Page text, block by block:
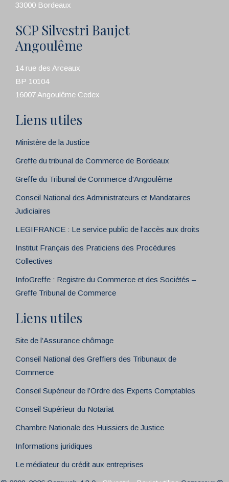
33000 Bordeaux
SCP Silvestri Baujet
Angoulême
14 rue des Arceaux
BP 10104
16007 Angoulême Cedex
Liens utiles
Ministère de la Justice
Greffe du tribunal de Commerce de Bordeaux
Greffe du Tribunal de Commerce d'Angoulême
Conseil National des Administrateurs et Mandataires
Judiciaires
LEGIFRANCE : Le service public de l’accès aux droits
Institut Français des Praticiens des Procédures
Collectives
InfoGreffe : Registre du Commerce et des Sociétés –
Greffe Tribunal de Commerce
Liens utiles
Site de l’Assurance chômage
Conseil National des Greffiers des Tribunaux de
Commerce
Conseil Supérieur de l’Ordre des Experts Comptables
Conseil Supérieur du Notariat
Chambre Nationale des Huissiers de Justice
Informations juridiques
Le médiateur du crédit aux entreprises